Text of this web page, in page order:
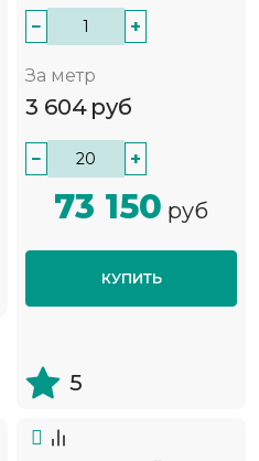
− +
За метр
3 604 руб
− +
73 150 руб
КУПИТЬ
5